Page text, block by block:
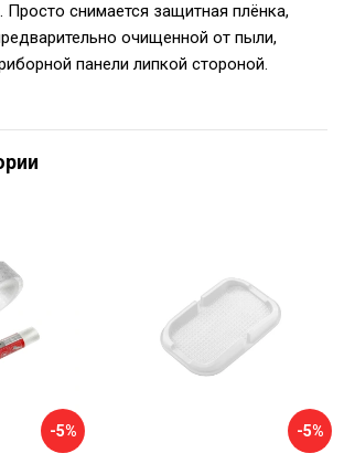
Просто снимается защитная плёнка,
очищенной от пыли,
панели липкой стороной.
-5% -5%